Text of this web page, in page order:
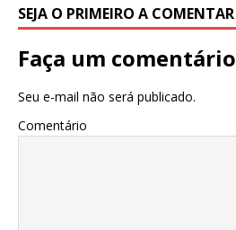
SEJA O PRIMEIRO A COMENTAR
Faça um comentário
Seu e-mail não será publicado.
Comentário